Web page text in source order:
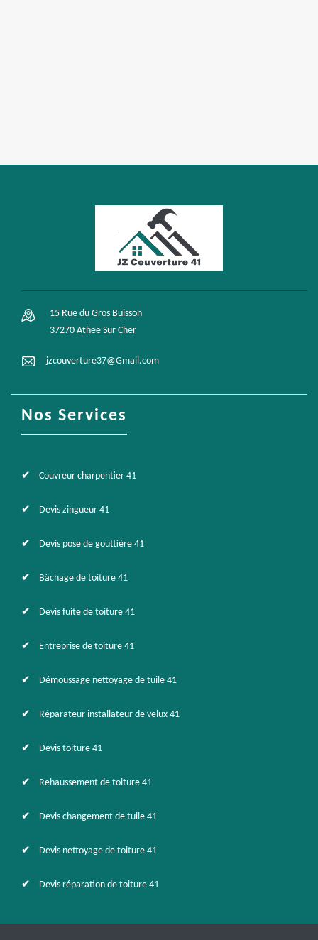
15 Rue du Gros Buisson
37270 Athee Sur Cher
jzcouverture37@Gmail.com
Nos Services
Couvreur charpentier 41
Devis zingueur 41
Devis pose de gouttière 41
Bâchage de toiture 41
Devis fuite de toiture 41
Entreprise de toiture 41
Démoussage nettoyage de tuile 41
Réparateur installateur de velux 41
Devis toiture 41
Rehaussement de toiture 41
Devis changement de tuile 41
Devis nettoyage de toiture 41
Devis réparation de toiture 41